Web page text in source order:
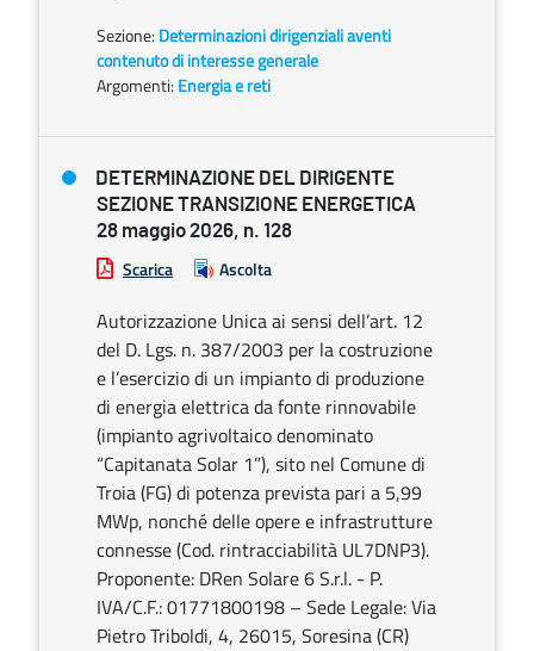
Sezione: Determinazioni dirigenziali aventi
contenuto di interesse generale
Argomenti: Energia e reti
DETERMINAZIONE DEL DIRIGENTE
SEZIONE TRANSIZIONE ENERGETICA
28 maggio 2026, n. 128
Scarica Ascolta
Autorizzazione Unica ai sensi dell’art. 12
del D. Lgs. n. 387/2003 per la costruzione
e l’esercizio di un impianto di produzione
di energia elettrica da fonte rinnovabile
(impianto agrivoltaico denominato
“Capitanata Solar 1”), sito nel Comune di
Troia (FG) di potenza prevista pari a 5,99
MWp, nonché delle opere e infrastrutture
connesse (Cod. rintracciabilità UL7DNP3).
Proponente: DRen Solare 6 S.r.l. - P.
IVA/C.F.: 01771800198 – Sede Legale: Via
Pietro Triboldi, 4, 26015, Soresina (CR)